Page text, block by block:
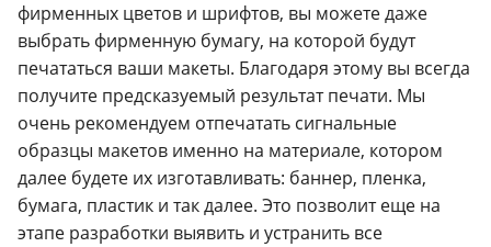
фирменных цветов и шрифтов, вы можете даже
выбрать фирменную бумагу, на которой будут
печататься ваши макеты. Благодаря этому вы всегда
получите предсказуемый результат печати. Мы
очень рекомендуем отпечатать сигнальные
образцы макетов именно на материале, котором
далее будете их изготавливать: баннер, пленка,
бумага, пластик и так далее. Это позволит еще на
этапе разработки выявить и устранить все